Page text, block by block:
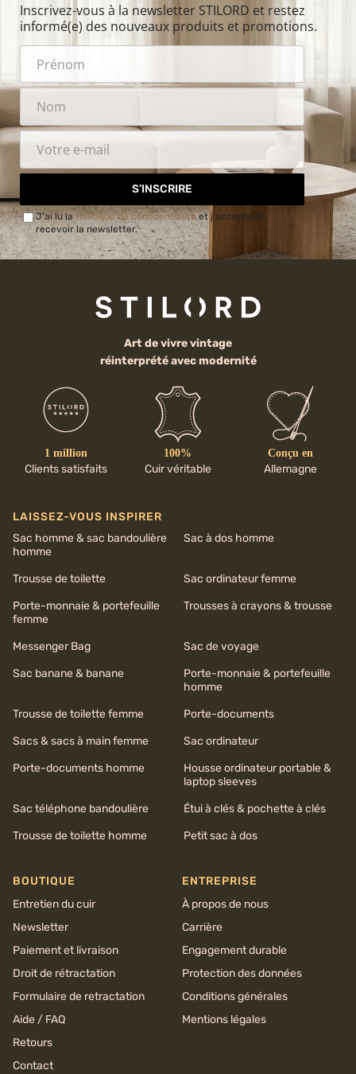
Inscrivez-vous à la newsletter STILORD et restez
informé(e) des nouveaux produits et promotions.
S’INSCRIRE
J'ai lu laPolitique de confidentialitéet j'accepte de
recevoir la newsletter.
Art de vivre vintage
réinterprété avec modernité
1 million
Clients satisfaits
100%
Cuir véritable
Conçu en
Allemagne
LAISSEZ-VOUS INSPIRER
Sac homme & sac bandoulière
homme
Sac à dos homme
Trousse de toilette
Sac ordinateur femme
Porte-monnaie & portefeuille
femme
Trousses à crayons & trousse
Messenger Bag
Sac de voyage
Sac banane & banane
Porte-monnaie & portefeuille
homme
Trousse de toilette femme
Porte-documents
Sacs & sacs à main femme
Sac ordinateur
Porte-documents homme
Housse ordinateur portable &
laptop sleeves
Sac téléphone bandoulière
Étui à clés & pochette à clés
Trousse de toilette homme
Petit sac à dos
BOUTIQUE
Entretien du cuir
Newsletter
Paiement et livraison
Droit de rétractation
Formulaire de retractation
Aide / FAQ
Retours
Contact
ENTREPRISE
À propos de nous
Carrière
Engagement durable
Protection des données
Conditions générales
Mentions légales